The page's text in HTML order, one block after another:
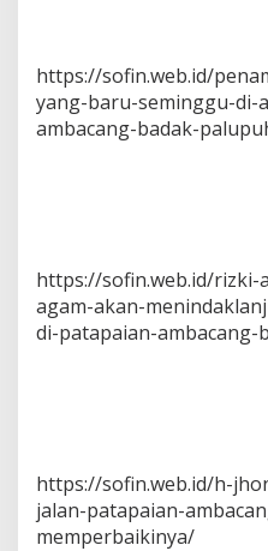
https://sofin.web.id/
yang-baru-seminggu-di-
ambacang-badak-
https://sofin.web.id/
agam-akan-
di-patapaian-
https://sofin.web.id/h-
jalan-patapaian-
memperbaikinya/